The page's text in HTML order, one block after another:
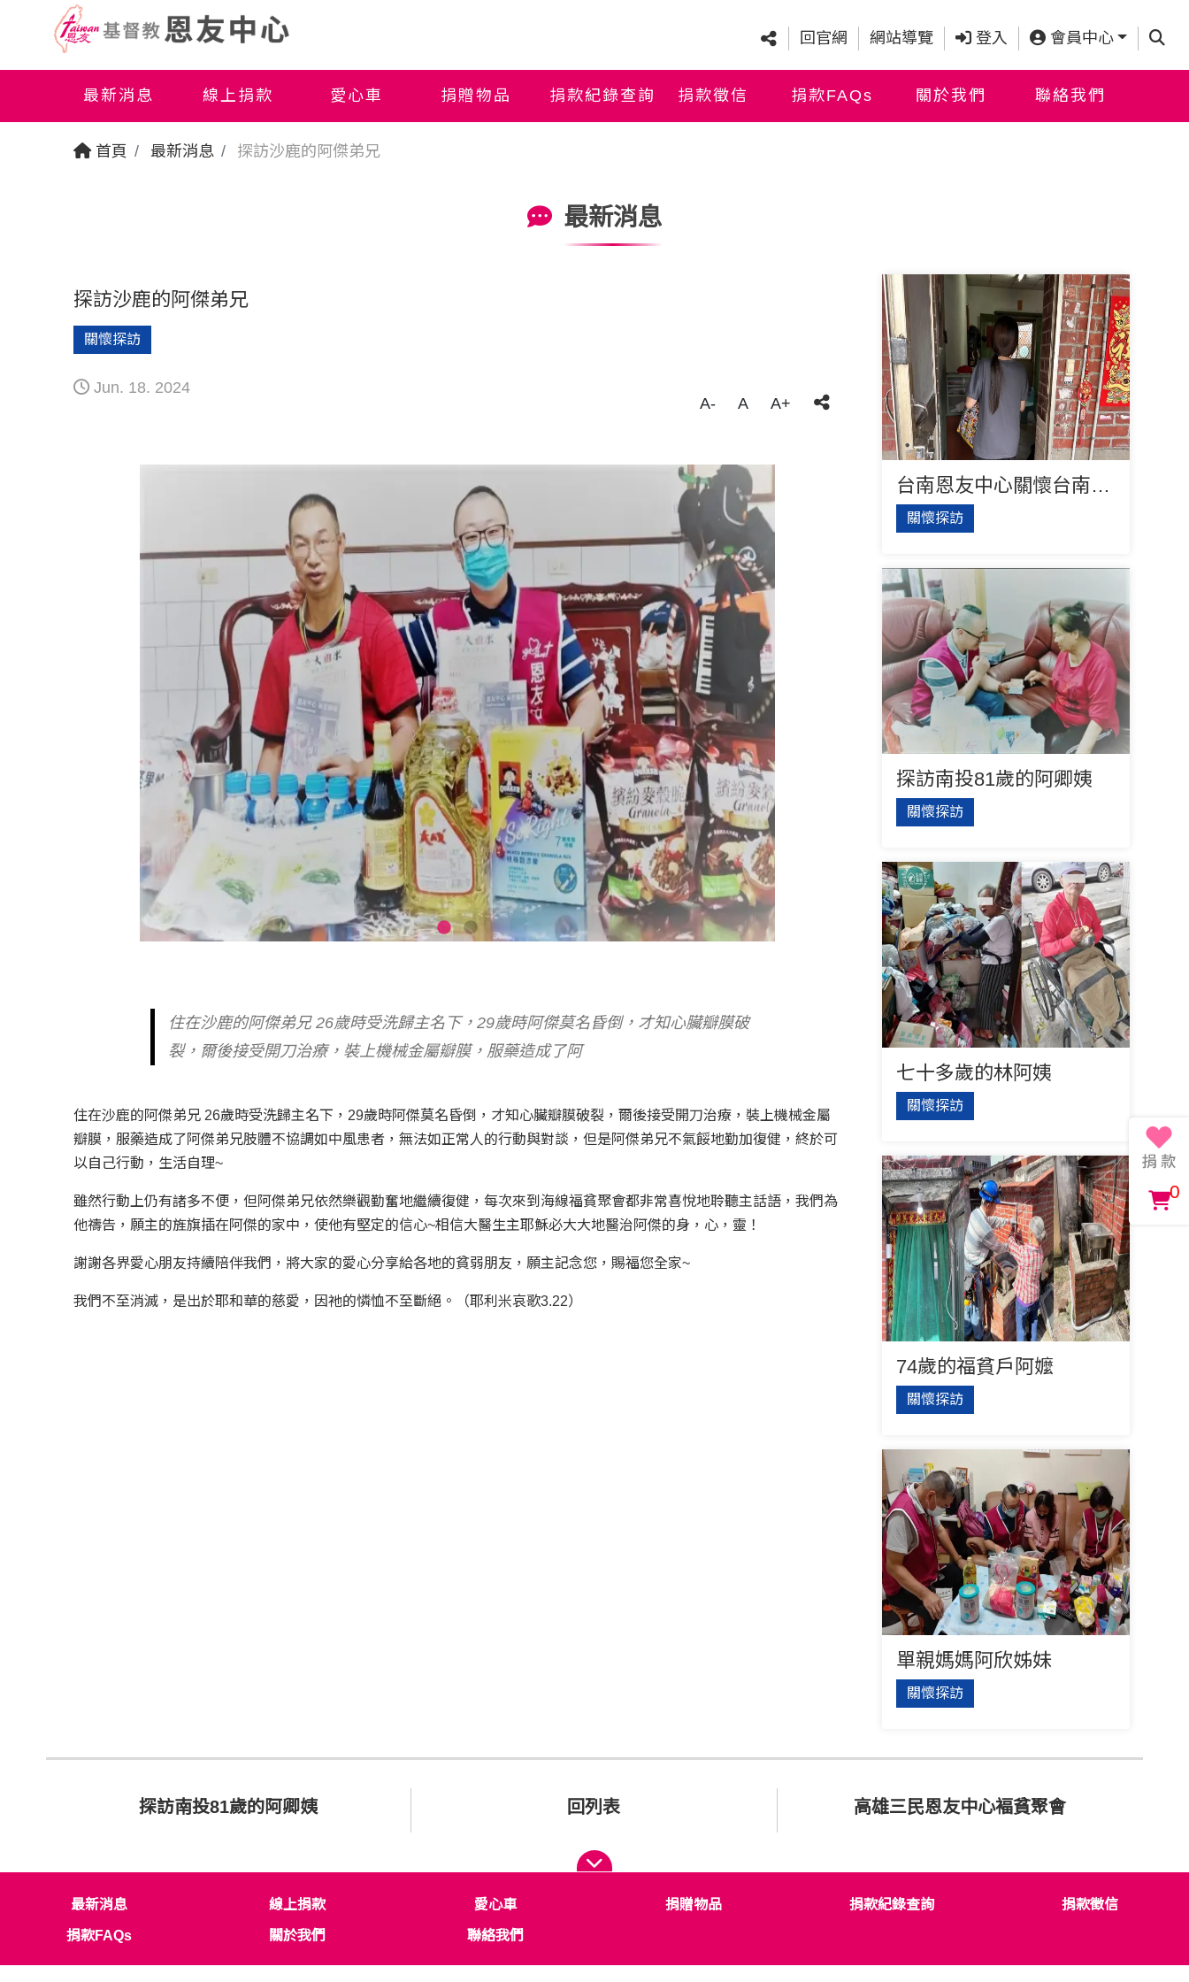
回官網 網站導覽 登入 會員中心 查詢
最新消息 線上捐款 愛心車 捐贈物品 捐款紀錄查詢 捐款徵信 捐款FAQs 關於我們 聯絡我們
首頁 最新消息 探訪沙鹿的阿傑弟兄
最新消息
探訪沙鹿的阿傑弟兄
關懷探訪
Jun. 18. 2024
A-
A A+
住在沙鹿的阿傑弟兄 26歲時受洗歸主名下，29歲時阿傑莫名昏倒，才知心臟瓣膜破
裂，爾後接受開刀治療，裝上機械金屬瓣膜，服藥造成了阿
住在沙鹿的阿傑弟兄 26歲時受洗歸主名下，29歲時阿傑莫名昏倒，才知心臟瓣膜破裂，爾後接受開刀治療，裝上機械金屬
瓣膜，服藥造成了阿傑弟兄肢體不協調如中風患者，無法如正常人的行動與對談，但是阿傑弟兄不氣餒地勤加復健，終於可
以自己行動，生活自理~
雖然行動上仍有諸多不便，但阿傑弟兄依然樂觀勤奮地繼續復健，每次來到海線福貧聚會都非常喜悅地聆聽主話語，我們為
他禱告，願主的旌旗插在阿傑的家中，使他有堅定的信心~相信大醫生主耶穌必大大地醫治阿傑的身，心，靈！
謝謝各界愛心朋友持續陪伴我們，將大家的愛心分享給各地的貧弱朋友，願主記念您，賜福您全家~
我們不至消滅，是出於耶和華的慈愛，因祂的憐恤不至斷絕。（耶利米哀歌3.22）
台南恩友中心關懷台南偏鄉
關懷探訪
探訪南投81歲的阿卿姨
關懷探訪
七十多歲的林阿姨
關懷探訪
74歲的福貧戶阿嬤
關懷探訪
單親媽媽阿欣姊妹
關懷探訪
探訪南投81歲的阿卿姨 回列表 高雄三民恩友中心褔貧聚會
最新消息 線上捐款 愛心車 捐贈物品 捐款紀錄查詢 捐款徵信
捐款FAQs 關於我們 聯絡我們
0